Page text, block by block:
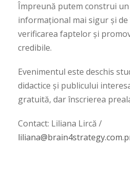
Împreună putem construi un
informațional mai sigur și
verificarea faptelor și
credibile.
Evenimentul este deschis
didactice și publicului
gratuită, dar înscrierea
Contact: Liliana Lircă /